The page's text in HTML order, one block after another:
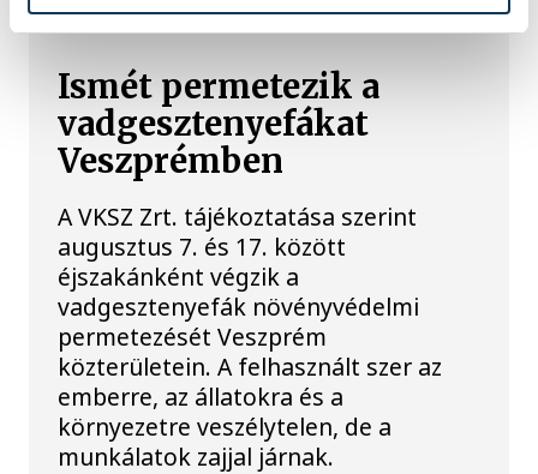
Ismét permetezik a
vadgesztenyefákat
Veszprémben
A VKSZ Zrt. tájékoztatása szerint
augusztus 7. és 17. között
éjszakánként végzik a
vadgesztenyefák növényvédelmi
permetezését Veszprém
közterületein. A felhasznált szer az
emberre, az állatokra és a
környezetre veszélytelen, de a
munkálatok zajjal járnak.